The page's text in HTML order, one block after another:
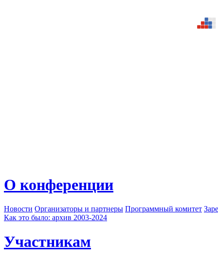
О конференции
Новости Организаторы и партнеры Программный комитет
Как это было: архив 2003-2024
Участникам